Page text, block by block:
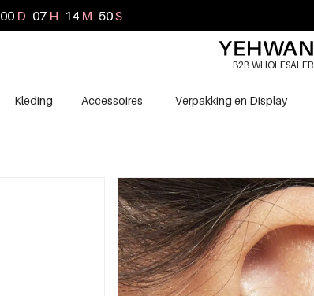
00 D 07 H 14 M 49S
B2B WHOLESALER
Kleding Accessoires Verpakking en Display